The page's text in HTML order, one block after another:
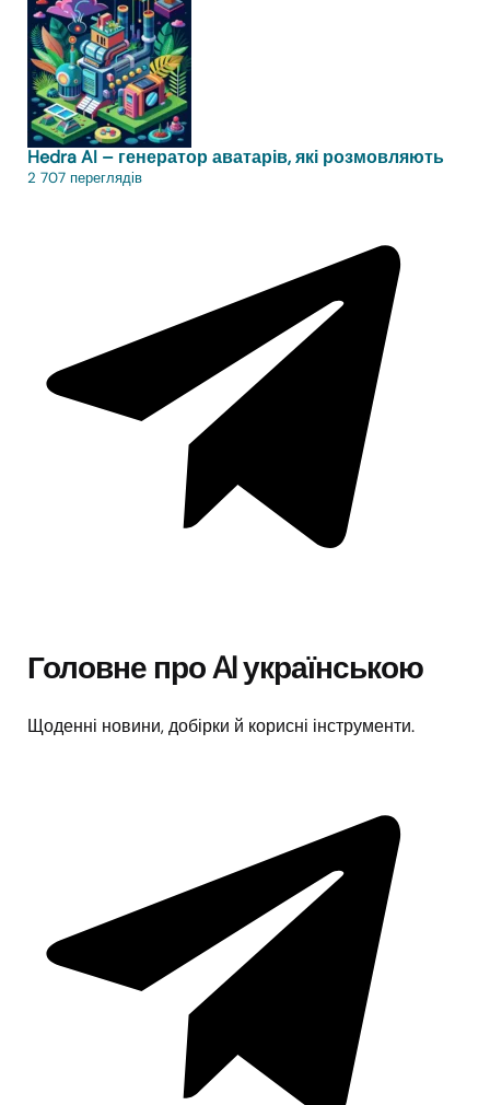
Hedra AI – генератор аватарів, які розмовляють
2 707 переглядів
Головне про AI українською
Щоденні новини, добірки й корисні інструменти.